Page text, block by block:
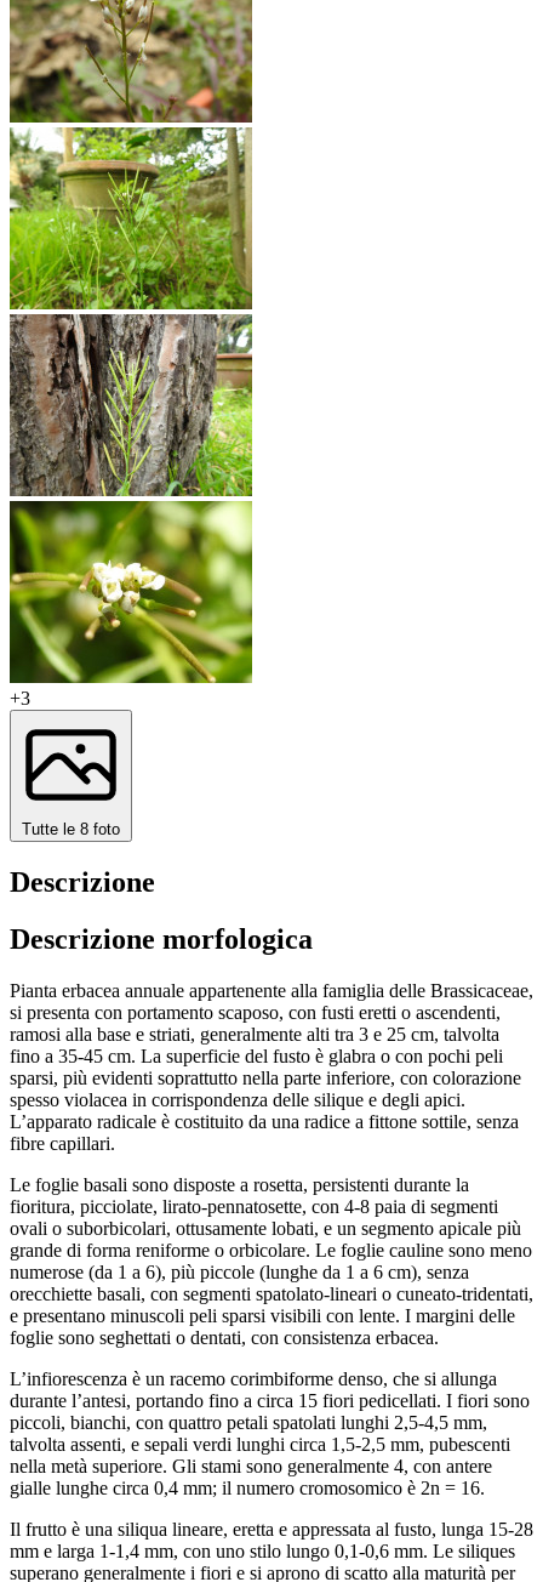
+3
Tutte le 8 foto
Descrizione
Descrizione morfologica
Pianta erbacea annuale appartenente alla famiglia delle Brassicaceae,
si presenta con portamento scaposo, con fusti eretti o ascendenti,
ramosi alla base e striati, generalmente alti tra 3 e 25 cm, talvolta
fino a 35-45 cm. La superficie del fusto è glabra o con pochi peli
sparsi, più evidenti soprattutto nella parte inferiore, con colorazione
spesso violacea in corrispondenza delle silique e degli apici.
L’apparato radicale è costituito da una radice a fittone sottile, senza
fibre capillari.
Le foglie basali sono disposte a rosetta, persistenti durante la
fioritura, picciolate, lirato-pennatosette, con 4-8 paia di segmenti
ovali o suborbicolari, ottusamente lobati, e un segmento apicale più
grande di forma reniforme o orbicolare. Le foglie cauline sono meno
numerose (da 1 a 6), più piccole (lunghe da 1 a 6 cm), senza
orecchiette basali, con segmenti spatolato-lineari o cuneato-tridentati,
e presentano minuscoli peli sparsi visibili con lente. I margini delle
foglie sono seghettati o dentati, con consistenza erbacea.
L’infiorescenza è un racemo corimbiforme denso, che si allunga
durante l’antesi, portando fino a circa 15 fiori pedicellati. I fiori sono
piccoli, bianchi, con quattro petali spatolati lunghi 2,5-4,5 mm,
talvolta assenti, e sepali verdi lunghi circa 1,5-2,5 mm, pubescenti
nella metà superiore. Gli stami sono generalmente 4, con antere
gialle lunghe circa 0,4 mm; il numero cromosomico è 2n = 16.
Il frutto è una siliqua lineare, eretta e appressata al fusto, lunga 15-28
mm e larga 1-1,4 mm, con uno stilo lungo 0,1-0,6 mm. Le siliques
superano generalmente i fiori e si aprono di scatto alla maturità per